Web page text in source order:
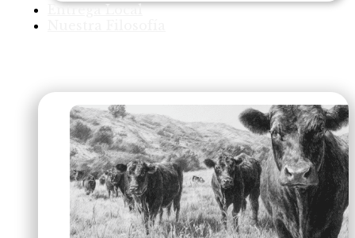
Entrega Local